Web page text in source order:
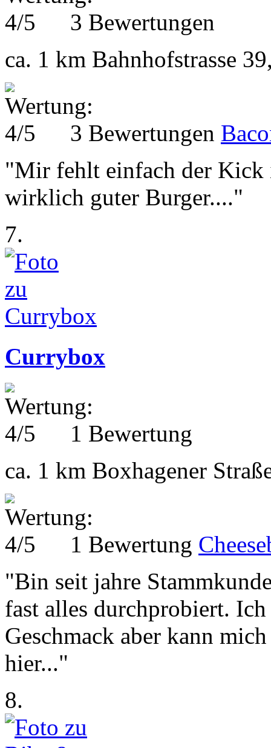
3 Bewertungen
ca. 1 km Bahnhofstrasse
3 Bewertungen
"Mir fehlt einfach der Kick
wirklich guter Burger...."
7.
Currybox
1 Bewertung
ca. 1 km Boxhagener
1 Bewertung
"Bin seit jahre
fast alles durchprobiert.
Geschmack aber kann
hier..."
8.